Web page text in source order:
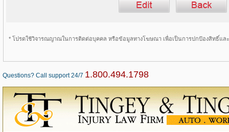
* โปรดใช้วิจารณญาณในการติดต่อบุคคล หรือข้อมูลทางโฆษณา เพื่อเป็นการปกป้องสิทธิ์แล
Questions? Call support 24/7 1.800.494.1798